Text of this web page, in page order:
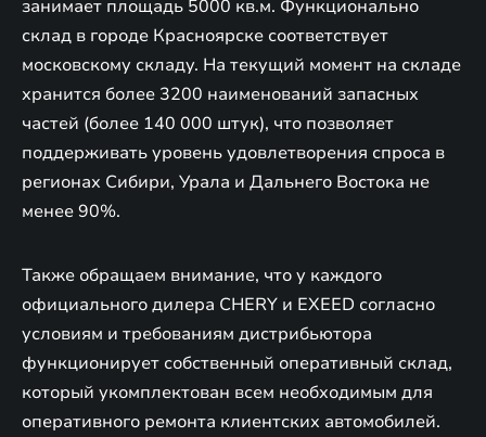
занимает площадь 5000 кв.м. Функционально
склад в городе Красноярске соответствует
московскому складу. На текущий момент на складе
хранится более 3200 наименований запасных
частей (более 140 000 штук), что позволяет
поддерживать уровень удовлетворения спроса в
регионах Сибири, Урала и Дальнего Востока не
менее 90%.
Также обращаем внимание, что у каждого
официального дилера CHERY и EXEED согласно
условиям и требованиям дистрибьютора
функционирует собственный оперативный склад,
который укомплектован всем необходимым для
оперативного ремонта клиентских автомобилей.